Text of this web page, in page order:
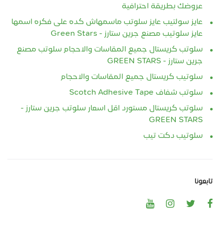
عروضك بطريقة احترافية
عايز سولتيب عايز سلوتب ماسمهاش كده على فكره اسمها
عايز سلوتيب مصنع جرين ستارز - Green Stars
سلوتب كريستال جميع المقاسات والاحجام سلوتب مصنع
جرين ستارز - GREEN STARS
سلوتيب كريستال جميع المقاسات والاحجام
سلوتب شفاف Scotch Adhesive Tape
سلوتب كريستال مستورد اقل اسعار سلوتب جرين ستارز -
GREEN STARS
سلوتيب دكت تيب
تابعونا